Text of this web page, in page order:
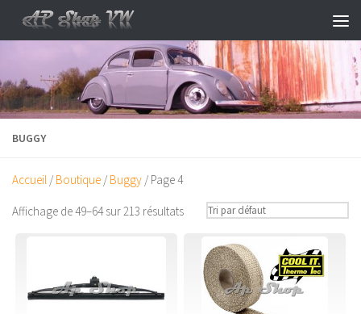
Skip to content
BUGGY
Accueil / Boutique / Buggy / Page 4
Affichage de 49–64 sur 213 résultats